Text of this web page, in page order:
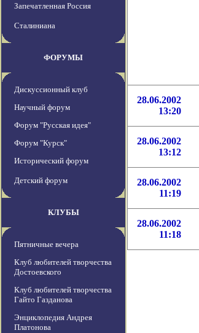
Запечатленная Россия
Сталиниана
ФОРУМЫ
Дискуссионный клуб
Научный форум
Форум "Русская идея"
Форум "Курск"
Исторический форум
Детский форум
КЛУБЫ
Пятничные вечера
Клуб любителей творчества
Достоевского
Клуб любителей творчества
Гайто Газданова
Энциклопедия Андрея
Платонова
28.06.2002
13:20
28.06.2002
13:12
28.06.2002
11:19
28.06.2002
11:18